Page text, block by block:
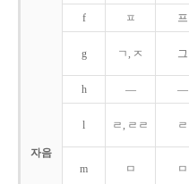
자음
f ㅍ 프
g ㄱ, ㅈ 그
h ― ―
l ㄹ, ㄹㄹ ㄹ
m ㅁ ㅁ